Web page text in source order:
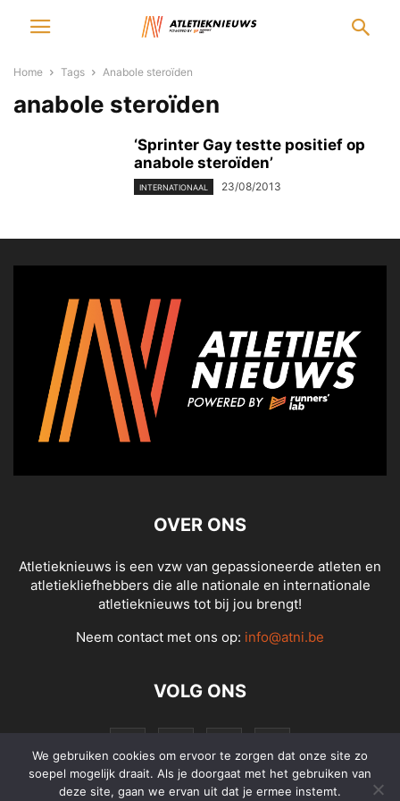
Home Tags Anabole steroïden
anabole steroïden
‘Sprinter Gay testte positief op
anabole steroïden’
INTERNATIONAAL 23/08/2013
OVER ONS
Atletieknieuws is een vzw van gepassioneerde atleten en
atletiekliefhebbers die alle nationale en internationale
atletieknieuws tot bij jou brengt!
Neem contact met ons op: info@atni.be
VOLG ONS
We gebruiken cookies om ervoor te zorgen dat onze site zo
soepel mogelijk draait. Als je doorgaat met het gebruiken van
deze site, gaan we ervan uit dat je ermee instemt.